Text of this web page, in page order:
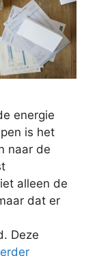
energie
is het
naar de
alleen de
dat er
Deze